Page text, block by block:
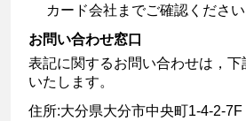
カード会社までご確認ください
お問い合わせ窓口
表記に関するお問い合わせは，
いたします。
住所:大分県大分市中央町1-4-2-7F